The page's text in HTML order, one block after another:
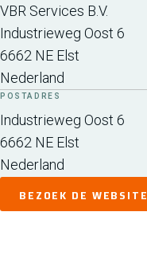
VBR Services B.V.
Industrieweg Oost 6
6662 NE Elst
Nederland
POSTADRES
Industrieweg Oost 6
6662 NE Elst
Nederland
BEZOEK DE WEBSITE